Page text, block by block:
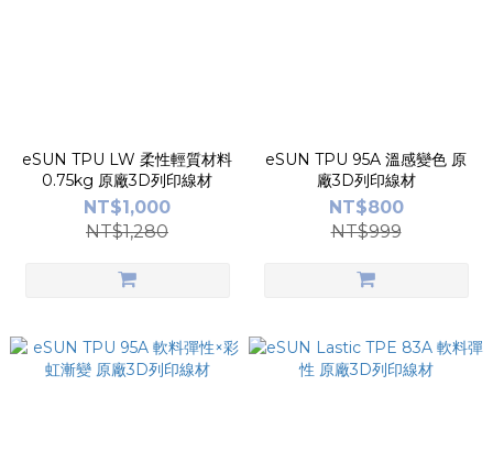
eSUN TPU LW 柔性輕質材料
0.75kg 原廠3D列印線材
NT$1,000
NT$1,280
eSUN TPU 95A 溫感變色 原
廠3D列印線材
NT$800
NT$999